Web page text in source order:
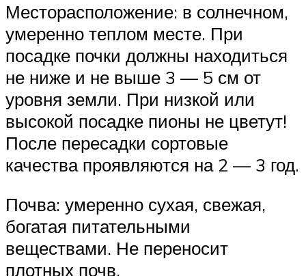
Месторасположение: в солнечном,
умеренно теплом месте. При
посадке почки должны находиться
не ниже и не выше 3 — 5 см от
уровня земли. При низкой или
высокой посадке пионы не цветут!
После пересадки сортовые
качества проявляются на 2 — 3 год.
Почва: умеренно сухая, свежая,
богатая питательными
веществами. Не переносит
плотных почв.